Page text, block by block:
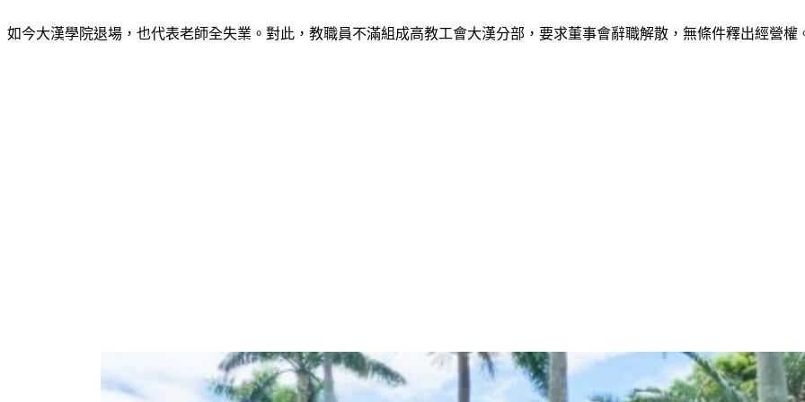
如今大漢學院退場，也代表老師全失業。對此，教職員不滿組成高教工會大漢分部，要求董事會辭職解散，無條件釋出經營權